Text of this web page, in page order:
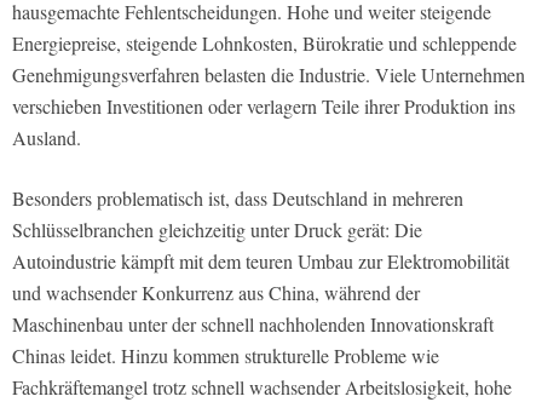
hausgemachte Fehlentscheidungen. Hohe und weiter steigende
Energiepreise, steigende Lohnkosten, Bürokratie und schleppende
Genehmigungsverfahren belasten die Industrie. Viele Unternehmen
verschieben Investitionen oder verlagern Teile ihrer Produktion ins
Ausland.
Besonders problematisch ist, dass Deutschland in mehreren
Schlüsselbranchen gleichzeitig unter Druck gerät: Die
Autoindustrie kämpft mit dem teuren Umbau zur Elektromobilität
und wachsender Konkurrenz aus China, während der
Maschinenbau unter der schnell nachholenden Innovationskraft
Chinas leidet. Hinzu kommen strukturelle Probleme wie
Fachkräftemangel trotz schnell wachsender Arbeitslosigkeit, hohe